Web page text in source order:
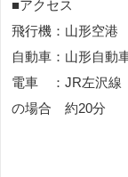
■アクセス
飛行機：山形空港
自動車：山形自動
電車 ：JR左沢
の場合 約20分